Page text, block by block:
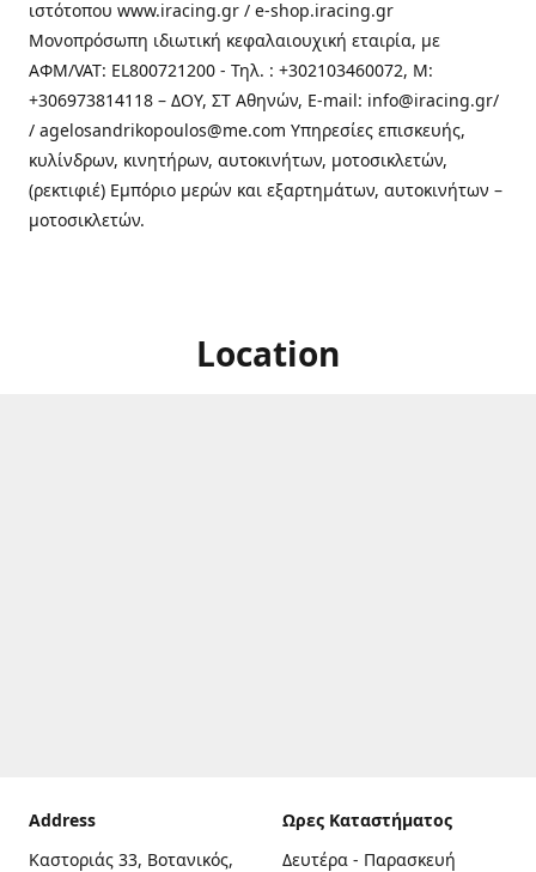
ιστότοπου www.iracing.gr / e-shop.iracing.gr
Μονοπρόσωπη ιδιωτική κεφαλαιουχική εταιρία, με
ΑΦΜ/VAT: EL800721200 - Τηλ. : +302103460072, M:
+306973814118 – ΔΟΥ, ΣΤ Αθηνών, E-mail: info@iracing.gr/
/ agelosandrikopoulos@me.com Υπηρεσίες επισκευής,
κυλίνδρων, κινητήρων, αυτοκινήτων, μοτοσικλετών,
(ρεκτιφιέ) Εμπόριο μερών και εξαρτημάτων, αυτοκινήτων –
μοτοσικλετών.
Location
Address
Καστοριάς 33, Βοτανικός,
Ωρες Καταστήματος
Δευτέρα - Παρασκευή